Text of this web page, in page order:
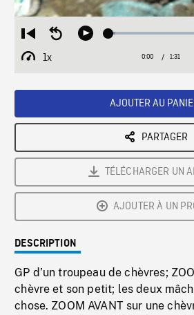
Restart
from
beginning
Seek
Play Loaded:
1x
Playback
Current
0:00 / 1:31
AJOUTER AU
PARTAGER
TÉLÉCHARGER UN
AJOUTER À UN
DESCRIPTION
GP d’un troupeau de chèvres;
chèvre et son petit; les deux
chose. ZOOM AVANT sur une